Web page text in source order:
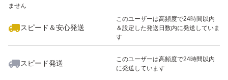
ません
スピード＆安心発送
このユーザーは高頻度で24時間以内
＆設定した発送日数内に発送していま
す
スピード発送
このユーザーは高頻度で24時間以内
に発送しています
いいね！
2,690